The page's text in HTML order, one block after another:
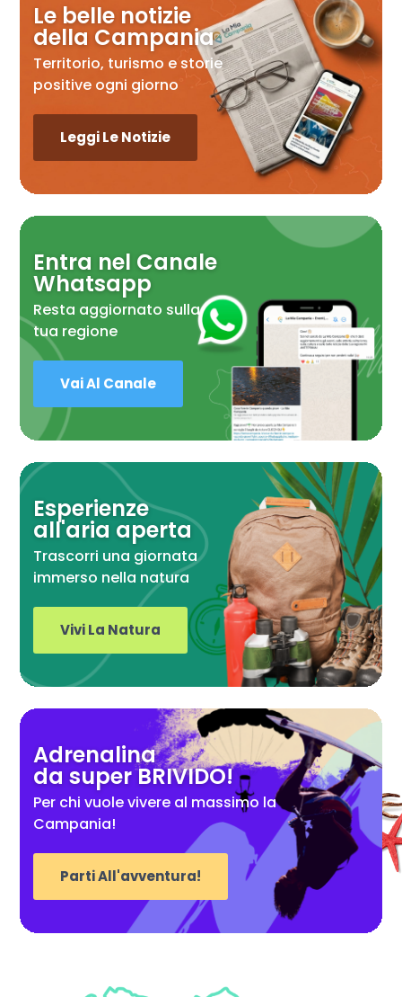
Le belle notizie
della Campania
Territorio, turismo e storie
positive ogni giorno
Leggi Le Notizie
Entra nel Canale
Whatsapp
Resta aggiornato sulla
tua regione
Vai Al Canale
Esperienze
all'aria aperta
Trascorri una giornata
immerso nella natura
Vivi La Natura
Adrenalina
da super BRIVIDO!
Per chi vuole vivere al massimo la
Campania!
Parti All'avventura!